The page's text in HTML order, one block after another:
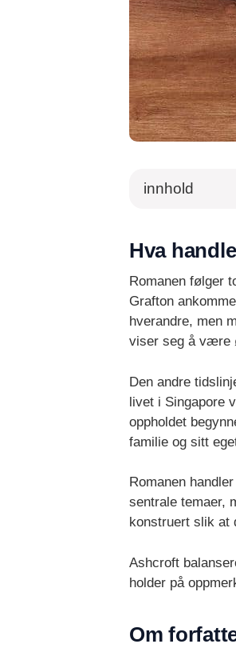
innhold
Hva
Romanen følger
Grafton
hverandre, men
viser seg å være
Den andre
livet i Singapore
oppholdet
familie og sitt
Romanen
sentrale temaer,
konstruert slik at
Ashcroft
holder på
Om